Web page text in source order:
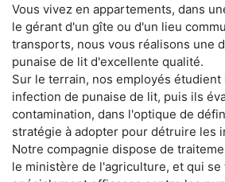
Vous vivez en appartements, dans
le gérant d'un gîte ou d'un lieu
transports, nous vous réalisons une
punaise de lit d'excellente qualité.
Sur le terrain, nos employés étudient
infection de punaise de lit, puis ils
contamination, dans l'optique de
stratégie à adopter pour détruire les
Notre compagnie dispose de
le ministère de l'agriculture, et qui